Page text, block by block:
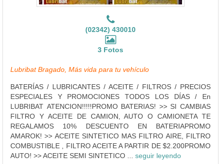
(02342) 430010
3 Fotos
Lubribat Bragado, Más vida para tu vehículo
BATERÍAS / LUBRICANTES / ACEITE / FILTROS / PRECIOS
ESPECIALES Y PROMOCIONES TODOS LOS DÍAS / En
LUBRIBAT ATENCION!!!!!PROMO BATERIAS! >> SI CAMBIAS
FILTRO Y ACEITE DE CAMION, AUTO O CAMIONETA TE
REGALAMOS 10% DESCUENTO EN BATERIAPROMO
AMAROK! >> ACEITE SINTETICO MAS FILTRO AIRE, FILTRO
COMBUSTIBLE , FILTRO ACEITE A PARTIR DE $2.200PROMO
AUTO! >> ACEITE SEMI SINTETICO ... seguir leyendo